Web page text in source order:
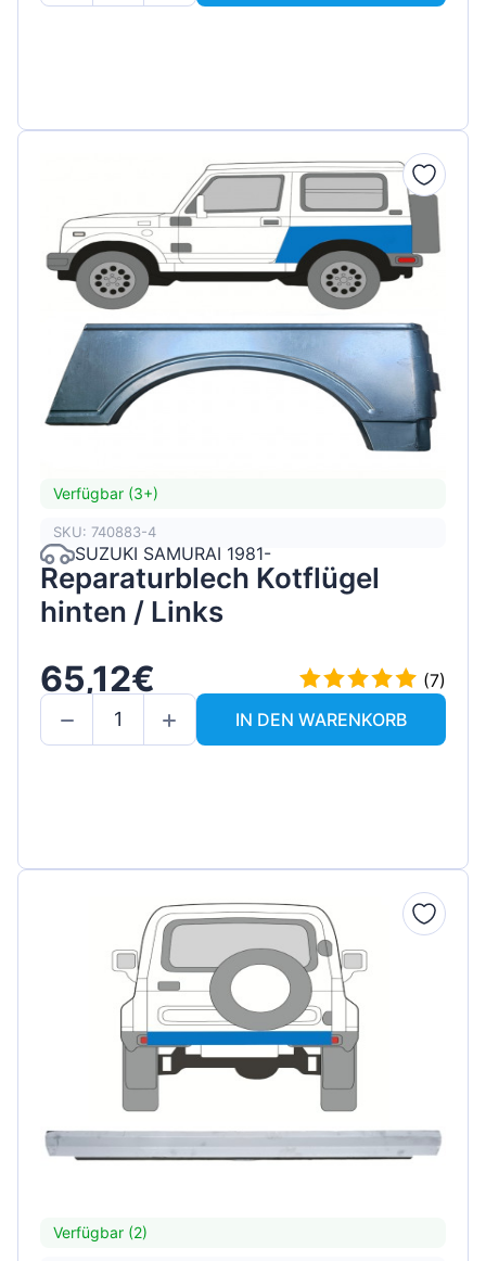
Verfügbar (3+)
SKU: 740883-4
SUZUKI SAMURAI 1981-
Reparaturblech Kotflügel
hinten / Links
65,12€
(7)
IN DEN WARENKORB
Verfügbar (2)